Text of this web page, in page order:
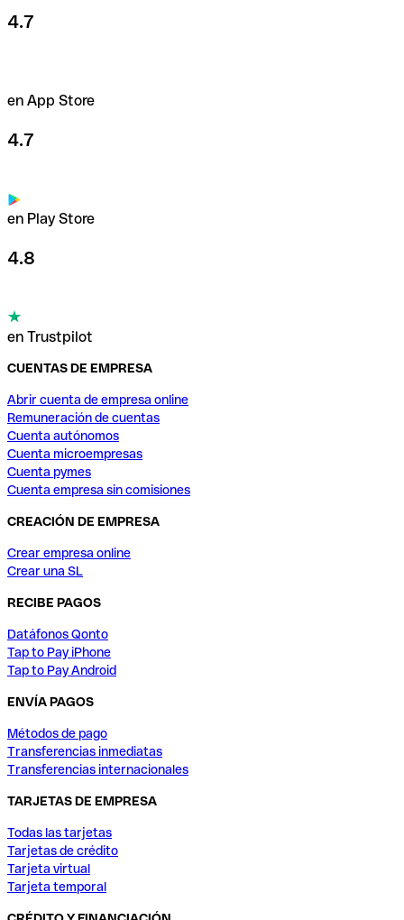
4.7
en App Store
4.7
en Play Store
4.8
en Trustpilot
CUENTAS DE EMPRESA
Abrir cuenta de empresa online
Remuneración de cuentas
Cuenta autónomos
Cuenta microempresas
Cuenta pymes
Cuenta empresa sin comisiones
CREACIÓN DE EMPRESA
Crear empresa online
Crear una SL
RECIBE PAGOS
Datáfonos Qonto
Tap to Pay iPhone
Tap to Pay Android
ENVÍA PAGOS
Métodos de pago
Transferencias inmediatas
Transferencias internacionales
TARJETAS DE EMPRESA
Todas las tarjetas
Tarjetas de crédito
Tarjeta virtual
Tarjeta temporal